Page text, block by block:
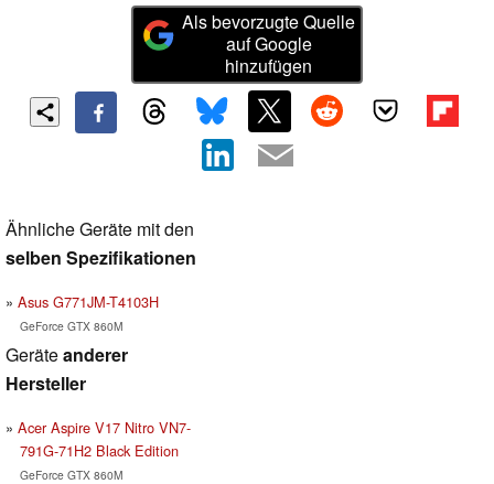
Als bevorzugte Quelle
auf Google
hinzufügen
Ähnliche Geräte mit den
selben Spezifikationen
Asus G771JM-T4103H
GeForce GTX 860M
Geräteanderer
Hersteller
Acer Aspire V17 Nitro VN7-
791G-71H2 Black Edition
GeForce GTX 860M